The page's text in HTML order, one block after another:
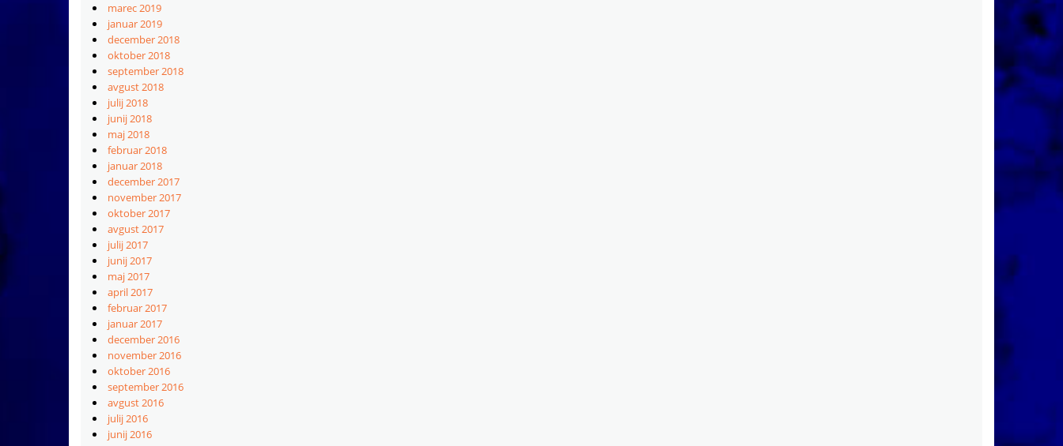
marec 2019
januar 2019
december 2018
oktober 2018
september 2018
avgust 2018
julij 2018
junij 2018
maj 2018
februar 2018
januar 2018
december 2017
november 2017
oktober 2017
avgust 2017
julij 2017
junij 2017
maj 2017
april 2017
februar 2017
januar 2017
december 2016
november 2016
oktober 2016
september 2016
avgust 2016
julij 2016
junij 2016